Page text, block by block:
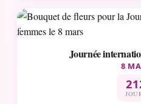
Journée
8